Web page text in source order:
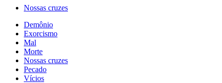
Nossas cruzes
Demônio
Exorcismo
Mal
Morte
Nossas cruzes
Pecado
Vícios